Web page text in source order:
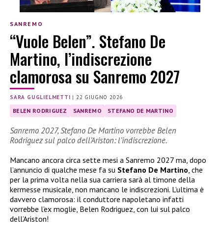
SANREMO
“Vuole Belen”. Stefano De
Martino, l’indiscrezione
clamorosa su Sanremo 2027
SARA GUGLIELMETTI |22 GIUGNO 2026
BELEN RODRIGUEZ SANREMO STEFANO DE MARTINO
Sanremo 2027, Stefano De Martino vorrebbe Belen
Rodriguez sul palco dell’Ariston: l’indiscrezione.
Mancano ancora circa sette mesi a Sanremo 2027 ma, dopo
l’annuncio di qualche mese fa su Stefano De Martino , che
per la prima volta nella sua carriera sarà al timone della
kermesse musicale, non mancano le indiscrezioni. L’ultima è
davvero clamorosa: il conduttore napoletano infatti
vorrebbe l’ex moglie, Belen Rodriguez, con lui sul palco
dell’Ariston!